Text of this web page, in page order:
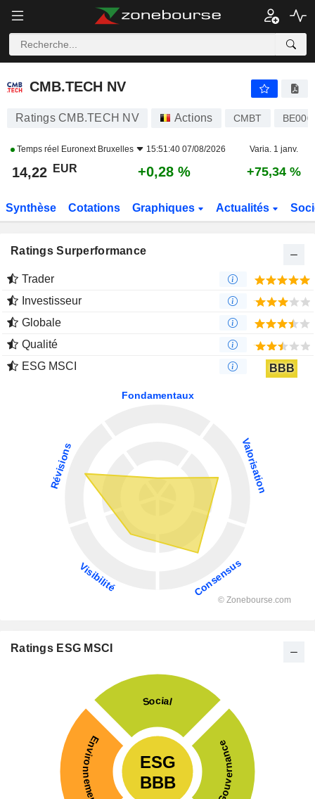
CMB.TECH NV
CMB.TECH NV
Ratings CMB.TECH NV Actions CMBT
Temps réel Euronext Bruxelles 15:51:40 07/08/2026 Varia. 1 janv.
14,22 EUR +0,28 % +75,34 %
Synthèse Cotations Graphiques Actualités
Ratings Surperformance
Trader
Investisseur
Globale
Qualité
ESG MSCI
BBB
Ratings ESG MSCI